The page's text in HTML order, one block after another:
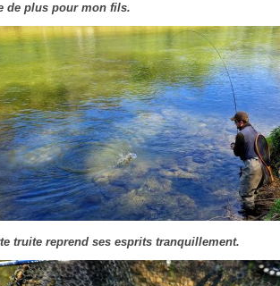
de plus pour mon fils.
truite reprend ses esprits tranquillement.